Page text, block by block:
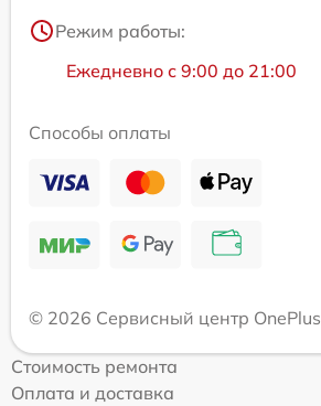
Режим работы:
Ежедневно с 9:00 до 21:00
Способы оплаты
© 2026 Сервисный центр OnePlus
Стоимость ремонта
Оплата и доставка